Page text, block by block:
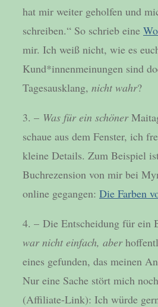
hat mir weiter geholfen und
schreiben.“ So schrieb eine
mir. Ich weiß nicht, wie es
Kund*innenmeinungen sind
Tagesausklang, nicht wahr?
3. – Was für ein schöner
schaue aus dem Fenster, ich
kleine Details. Zum Beispiel
Buchrezension von mir bei
online gegangen: Die Farben
4. – Die Entscheidung für ein
war nicht einfach, aber
eines gefunden, das meinen
Nur eine Sache stört mich
(Affiliate-Link): Ich würde